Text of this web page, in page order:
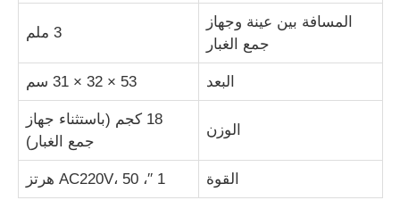
آلة اختبار الكشط
معدات اختبار المطاط
معدات اختبار مواد البناء
المسافة بين عينة وجهاز
جمع الغبار
3 ملم
البعد 53 × 32 × 31 سم
الوزن
18 كجم (باستثناء جهاز
جمع الغبار)
القوة 1 ′′، AC220V، 50 هرتز